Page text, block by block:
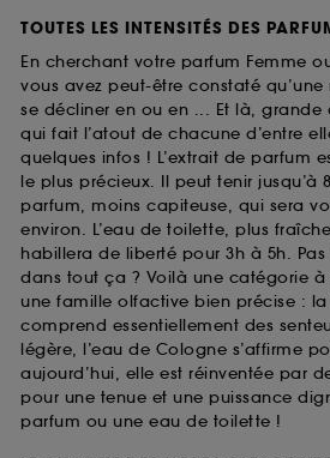
TOUTES LES INTENSITÉS DES
En cherchant votre parfum Femme
vous avez peut-être constaté
se décliner en ou en ... Et là, grande
qui fait l’atout de chacune d’entre
quelques infos ! L’extrait de parfum
le plus précieux. Il peut tenir jusqu’à
parfum, moins capiteuse, qui sera
environ. L’eau de toilette, plus
habillera de liberté pour 3h à 5h. Pas
dans tout ça ? Voilà une catégorie
une famille olfactive bien précise : la
comprend essentiellement des
légère, l’eau de Cologne s’affirme
aujourd’hui, elle est réinventée par
pour une tenue et une puissance
parfum ou une eau de toilette !